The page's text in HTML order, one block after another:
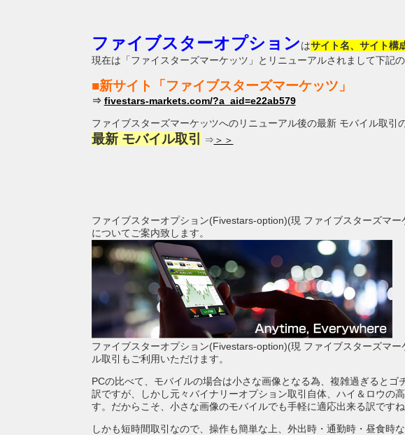
ファイブスターオプションはサイト名、サイト構
現在は「ファイスターズマーケッツ」とリニューアルされまして下記の
■新サイト「ファイブスターズマーケッツ」
⇒ fivestars-markets.com/?a_aid=e22ab579
ファイブスターズマーケッツへのリニューアル後の最新 モバイル取引
最新 モバイル取引 ⇒ ＞＞
ファイブスターオプション(Fivestars-option)(現 ファイブスターズマー
についてご案内致します。
ファイブスターオプション(Fivestars-option)(現 ファイブスターズマ
ル取引もご利用いただけます。
PCの比べて、モバイルの場合は小さな画像となる為、複雑過ぎるとゴ
訳ですが、しかし元々バイナリーオプション取引自体、ハイ＆ロウの
す。だからこそ、小さな画像のモバイルでも手軽に適応出来る訳ですね
しかも短時間取引なので、操作も簡単な上、外出時・通勤時・昼食時